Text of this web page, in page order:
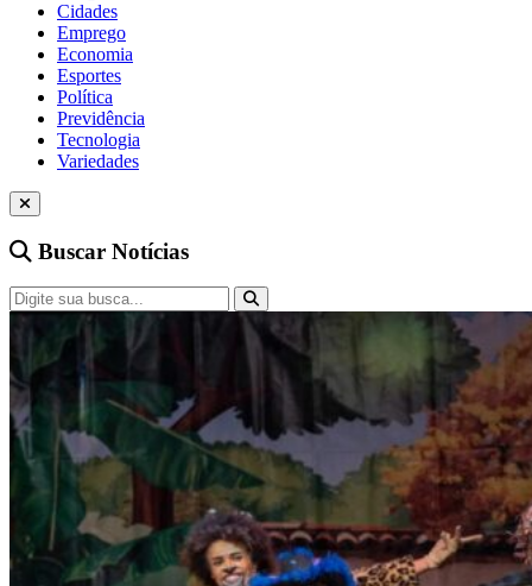
Cidades
Emprego
Economia
Esportes
Política
Previdência
Tecnologia
Variedades
Buscar Notícias